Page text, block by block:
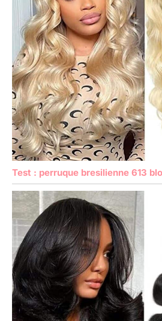
Test : perruque bresilienne 613